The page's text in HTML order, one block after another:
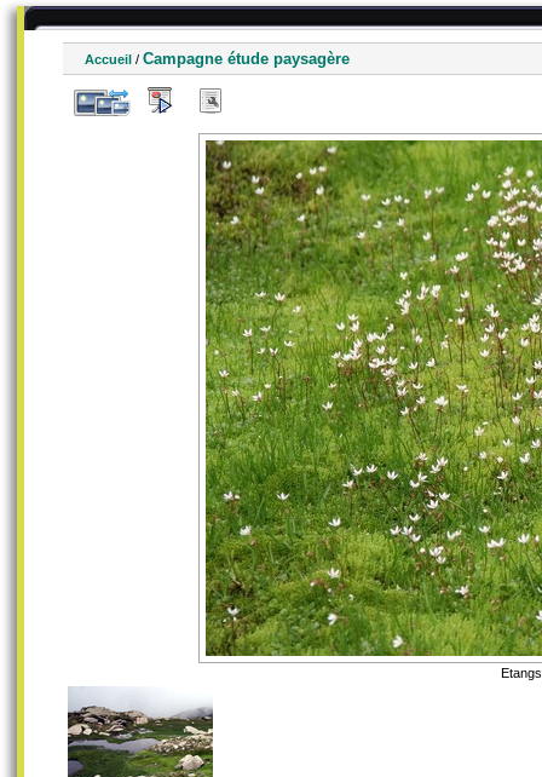
Accueil / Campagne étude paysagère